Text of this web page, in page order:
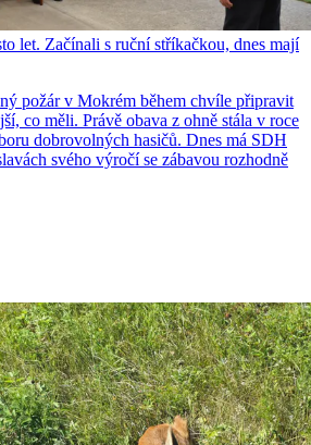
let. Začínali s ruční stříkačkou, dnes mají
požár v Mokrém během chvíle připravit
co měli. Právě obava z ohně stála v roce
dobrovolných hasičů. Dnes má SDH
svého výročí se zábavou rozhodně